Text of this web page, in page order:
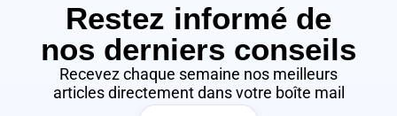
Restez informé de
nos derniers conseils​
Recevez chaque semaine nos meilleurs
articles directement dans votre boîte mail